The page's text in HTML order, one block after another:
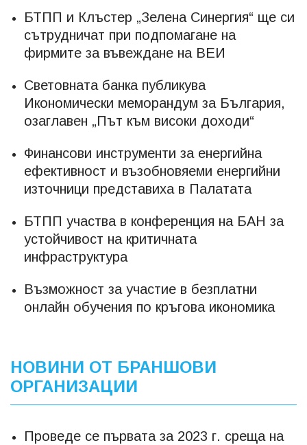
БТПП и Клъстер „Зелена Синергия“ ще си
сътрудничат при подпомагане на
фирмите за въвеждане на ВЕИ
Световната банка публикува
Икономически меморандум за България,
озаглавен „Път към високи доходи“
Финансови инструменти за енергийна
ефективност и възобновяеми енергийни
източници представиха в Палатата
БТПП участва в конференция на БАН за
устойчивост на критичната
инфраструктура
Възможност за участие в безплатни
онлайн обучения по кръгова икономика
НОВИНИ ОТ БРАНШОВИ
ОРГАНИЗАЦИИ
Проведе се първата за 2023 г. среща на